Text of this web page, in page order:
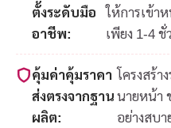
ตั้งระดับมือ
อาชีพ:
ให้การเข้า
เพียง 1-4 ชั่
คุ้มค่าคุ้มราคา
ส่งตรงจากฐาน
ผลิต:
โครงสร้า
นายหน้า
อย่างสบา